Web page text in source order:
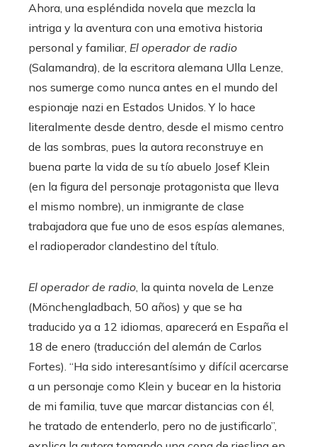
Ahora, una espléndida novela que mezcla la
intriga y la aventura con una emotiva historia
personal y familiar, El operador de radio
(Salamandra), de la escritora alemana Ulla Lenze,
nos sumerge como nunca antes en el mundo del
espionaje nazi en Estados Unidos. Y lo hace
literalmente desde dentro, desde el mismo centro
de las sombras, pues la autora reconstruye en
buena parte la vida de su tío abuelo Josef Klein
(en la figura del personaje protagonista que lleva
el mismo nombre), un inmigrante de clase
trabajadora que fue uno de esos espías alemanes,
el radioperador clandestino del título.
El operador de radio, la quinta novela de Lenze
(Mönchengladbach, 50 años) y que se ha
traducido ya a 12 idiomas, aparecerá en España el
18 de enero (traducción del alemán de Carlos
Fortes). “Ha sido interesantísimo y difícil acercarse
a un personaje como Klein y bucear en la historia
de mi familia, tuve que marcar distancias con él,
he tratado de entenderlo, pero no de justificarlo”,